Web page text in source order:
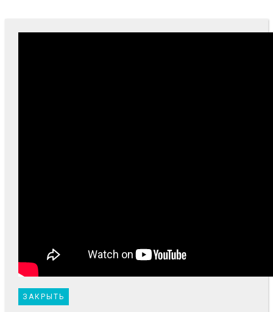
ЗАКРЫТЬ